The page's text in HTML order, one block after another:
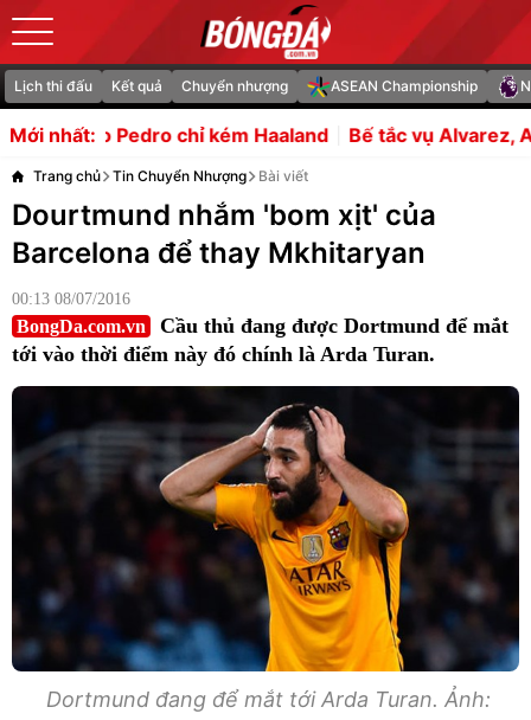
Lịch thi đấu Kết quả Chuyển nhượng ASEAN Championship
Mới nhất:
chỉ kém Haaland Bế tắc vụ Alvarez, Arsenal đánh bạc
Trang chủ Tin Chuyển Nhượng Bài viết
Dourtmund nhắm 'bom xịt' của
Barcelona để thay Mkhitaryan
00:13 08/07/2016
BongDa.com.vn
Cầu thủ đang được Dortmund để mắt
tới vào thời điểm này đó chính là Arda Turan.
Dortmund đang để mắt tới Arda Turan. Ảnh: